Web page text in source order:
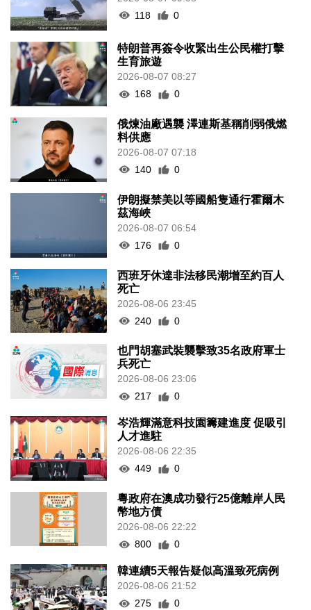
118
0
特朗普再簽令收緊出生公民權打擊
生育旅遊
2026-08-07 08:27
168
0
俄煉油廠遇襲 澤連斯基稱削弱俄燃
料供應
2026-08-07 07:18
140
0
伊朗擬禁美以等國船隻通行霍爾木
茲海峽
2026-08-07 06:54
176
0
西班牙休達非法移民潮增至約百人
死亡
2026-08-06 23:45
240
0
也門胡塞武裝襲擊致35名政府軍士
兵死亡
2026-08-06 23:06
217
0
岑浩輝滿意科技園籌建進度 促吸引
人才進駐
2026-08-06 22:35
449
0
粵政府在澳成功發行25億離岸人民
幣地方債
2026-08-06 22:22
800
0
韓連續5天報告疑似高溫致死病例
2026-08-06 21:52
275
0